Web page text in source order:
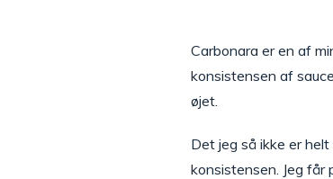
Carbonara er en af
konsistensen af
øjet.
Det jeg så ikke er
konsistensen. Jeg får